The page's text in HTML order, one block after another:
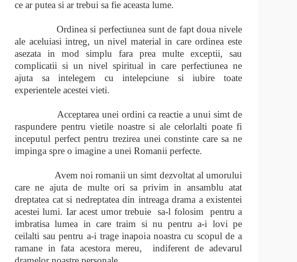
ce ar putea si ar trebui sa fie aceasta lume.
Ordinea si perfectiunea sunt de fapt doua nivele
ale aceluiasi intreg, un nivel material in care ordinea este
asezata in mod simplu fara prea multe exceptii, sau
complicatii si un nivel spiritual in care perfectiunea ne
ajuta sa intelegem cu intelepciune si iubire toate
experientele acestei vieti.
Acceptarea unei ordini ca reactie a unui simt de
raspundere pentru vietile noastre si ale celorlalti poate fi
inceputul perfect pentru trezirea unei constinte care sa ne
impinga spre o imagine a unei Romanii perfecte.
Avem noi romanii un simt dezvoltat al umorului
care ne ajuta de multe ori sa privim in ansamblu atat
dreptatea cat si nedreptatea din intreaga drama a existentei
acestei lumi. Iar acest umor trebuie
sa-l folosim
pentru a
imbratisa lumea in care traim si nu pentru a-i lovi pe
ceilalti sau pentru a-i trage inapoia noastra cu scopul de a
ramane in fata acestora mereu,
indiferent de adevarul